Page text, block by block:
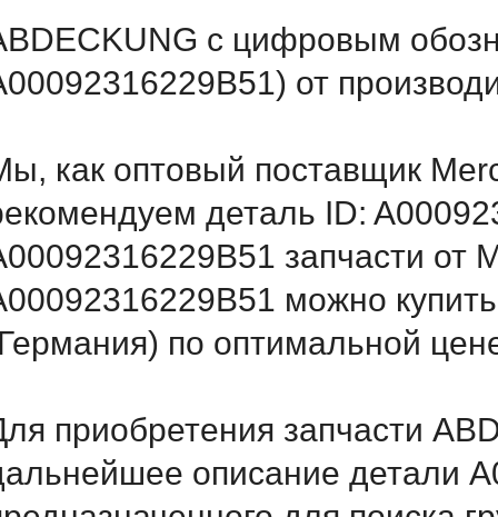
с цифровым
от
как оптовый поставщик
деталь ID:
запчасти от
можно
по оптимальной
приобретения запчасти
описание детали